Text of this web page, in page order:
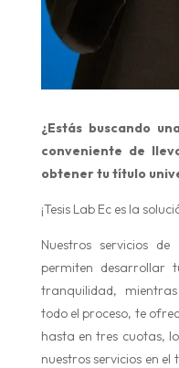
¿Estás buscando
conveniente de
obtener tu título
¡Tesis Lab Ec es la
Nuestros servicios
permiten desarrollar
tranquilidad,
todo el proceso, te
hasta en tres cuotas,
nuestros servicios en